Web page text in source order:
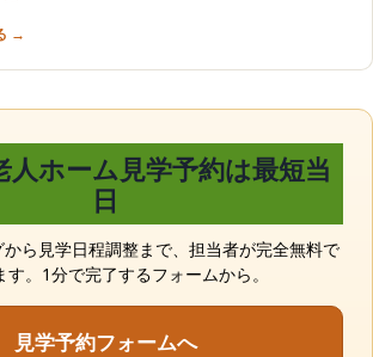
人ホーム見学予約は最短当
日
ら見学日程調整まで、担当者が完全無料で
す。1分で完了するフォームから。
見学予約フォームへ